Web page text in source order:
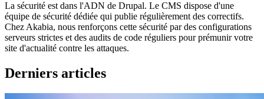
La sécurité est dans l'ADN de Drupal. Le CMS dispose d'une
équipe de sécurité dédiée qui publie régulièrement des correctifs.
Chez Akabia, nous renforçons cette sécurité par des configurations
serveurs strictes et des audits de code réguliers pour prémunir votre
site d'actualité contre les attaques.
Derniers articles